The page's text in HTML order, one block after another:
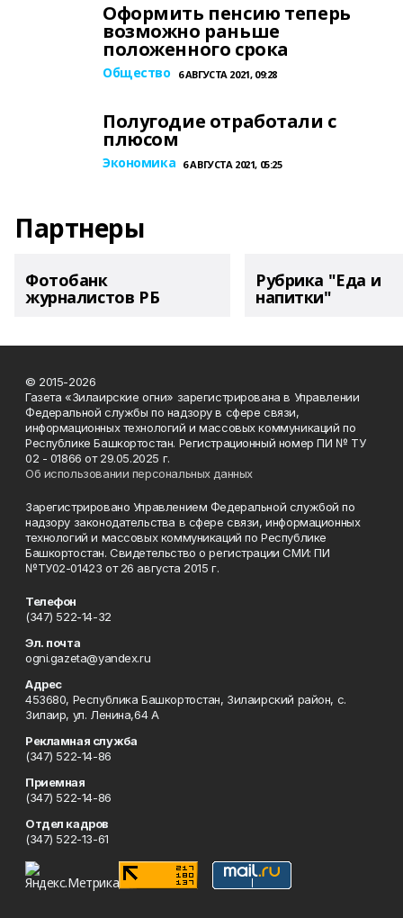
Оформить пенсию теперь
возможно раньше
положенного срока
Общество 6 АВГУСТА 2021, 09:28
Полугодие отработали с
плюсом
Экономика 6 АВГУСТА 2021, 05:25
Партнеры
Фотобанк
журналистов РБ
Рубрика "Еда и
напитки"
© 2015-2026
Газета «Зилаирские огни» зарегистрирована в Управлении
Федеральной службы по надзору в сфере связи,
информационных технологий и массовых коммуникаций по
Республике Башкортостан. Регистрационный номер ПИ № ТУ
02 - 01866 от 29.05.2025 г.
Об использовании персональных данных
Зарегистрировано Управлением Федеральной службой по
надзору законодательства в сфере связи, информационных
технологий и массовых коммуникаций по Республике
Башкортостан. Свидетельство о регистрации СМИ: ПИ
№ТУ02-01423 от 26 августа 2015 г.
Телефон
(347) 522-14-32
Эл. почта
ogni.gazeta@yandex.ru
Адрес
453680, Республика Башкортостан, Зилаирский район, с.
Зилаир, ул. Ленина,64 А
Рекламная служба
(347) 522-14-86
Приемная
(347) 522-14-86
Отдел кадров
(347) 522-13-61